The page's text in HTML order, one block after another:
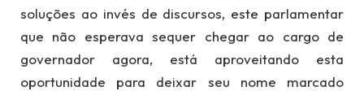
soluções ao invés de discursos, este parlamentar
que não esperava sequer chegar ao cargo de
governador agora, está aproveitando esta
oportunidade para deixar seu nome marcado